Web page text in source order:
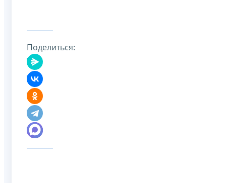
Поделиться: